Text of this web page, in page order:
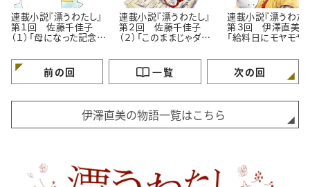
連載小説『漂うわたし』
第１回 佐藤千佳子
（１）「母になった記念
連載小説『漂うわたし』
第２回 佐藤千佳子
（２）「このままじゃダ
連載小説『漂うわた
第３回 伊澤直美（
「給料日にモヤモヤ
前の回 一覧 次の回
伊澤直美の物語一覧はこちら